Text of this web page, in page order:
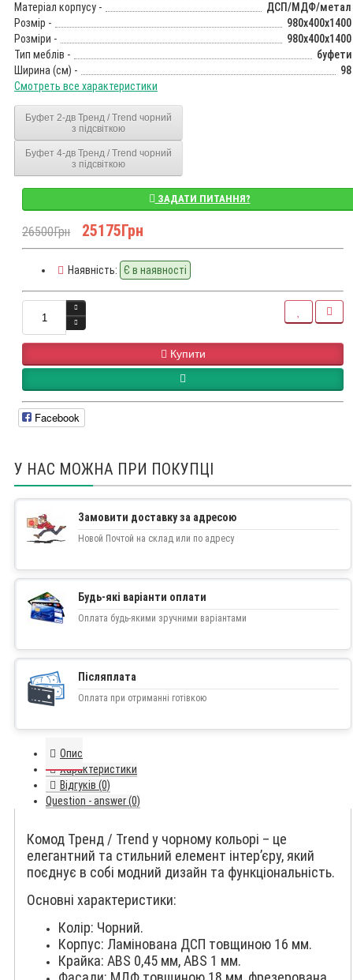
Матеріал корпусу -
ДСП/МДФ/метал
Розмір -
980x400x1400
Розміри -
980x400x1400
Тип меблів -
буфети
Ширина (см) -
98
Смотреть все характеристики
Буфет 2-дв Тренд / Trend чорний
з підсвіткою
Буфет 4-дв Тренд / Trend чорний
з підсвіткою
ЗАДАТИ ПИТАННЯ?
26500Грн 25175Грн
Наявність: Є в наявності
Купити
Facebook
У НАС МОЖНА ПРИ ПОКУПЦІ
Замовити доставку за адресою
Новой Почтой на склад или по адресу
Будь-які варіанти оплати
Оплата будь-якими зручними варіантами
Післяплата
Оплата при отриманні готівкою
Опис
Характеристики
Відгуків (0)
Question - answer (0)
Комод Тренд / Trend у чорному кольорі – це
елегантний та стильний елемент інтер’єру, який
поєднує в собі модний дизайн та функціональність.
Основні характеристики:
Колір: Чорний.
Корпус: Ламінована ДСП товщиною 16 мм.
Крайка: АBS 0,45 мм, АBS 1 мм.